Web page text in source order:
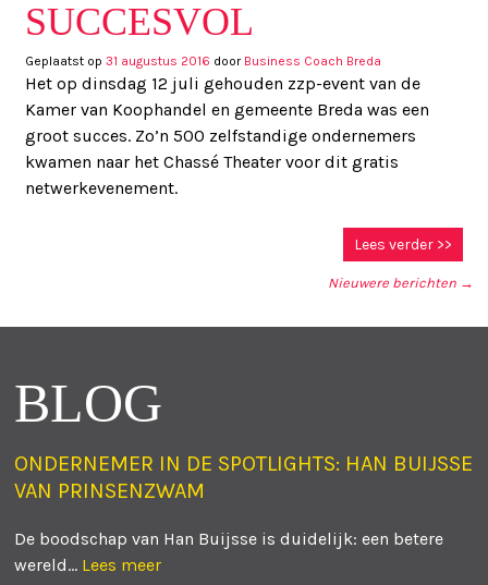
SUCCESVOL
Geplaatst op 31 augustus 2016 door Business Coach Breda
Het op dinsdag 12 juli gehouden zzp-event van de
Kamer van Koophandel en gemeente Breda was een
groot succes. Zo’n 500 zelfstandige ondernemers
kwamen naar het Chassé Theater voor dit gratis
netwerkevenement.
Lees verder >>
BERICHT NAVIGATIE
Nieuwere berichten →
BLOG
ONDERNEMER IN DE SPOTLIGHTS: HAN BUIJSSE
VAN PRINSENZWAM
De boodschap van Han Buijsse is duidelijk: een betere
wereld... Lees meer